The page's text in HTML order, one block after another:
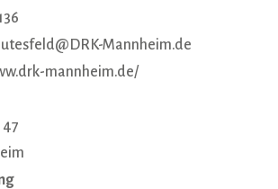
Mannheim.de
mannheim.de/